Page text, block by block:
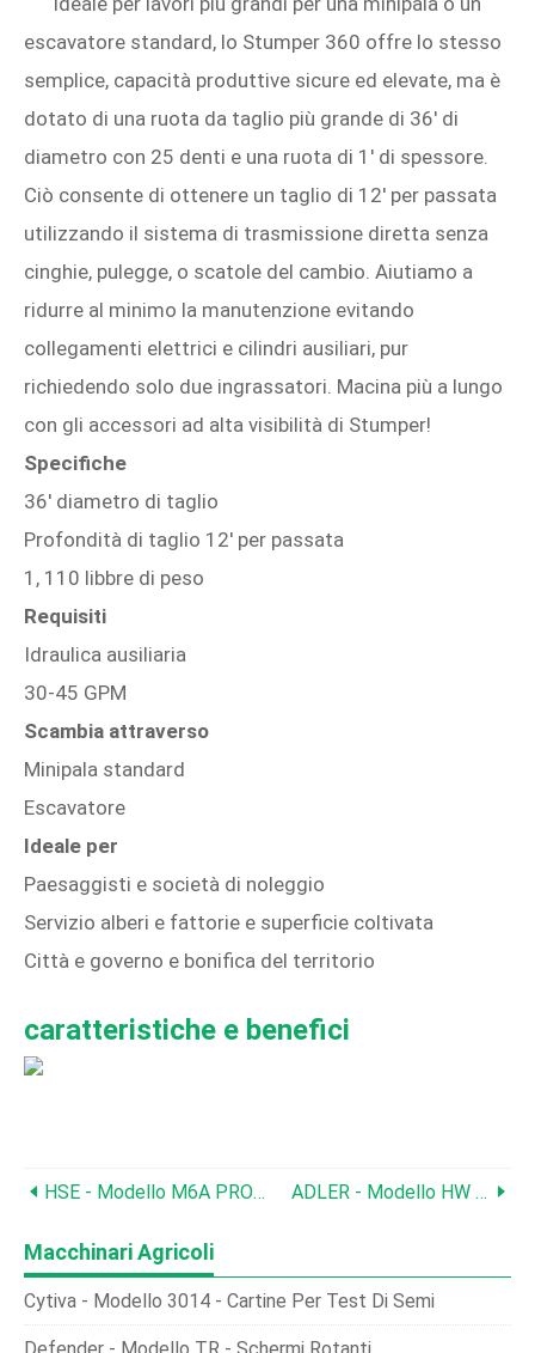
escavatore standard, lo Stumper 360 offre lo stesso
semplice, capacità produttive sicure ed elevate, ma è
dotato di una ruota da taglio più grande di 36' di
diametro con 25 denti e una ruota di 1' di spessore.
Ciò consente di ottenere un taglio di 12' per passata
utilizzando il sistema di trasmissione diretta senza
cinghie, pulegge, o scatole del cambio. Aiutiamo a
ridurre al minimo la manutenzione evitando
collegamenti elettrici e cilindri ausiliari, pur
richiedendo solo due ingrassatori. Macina più a lungo
con gli accessori ad alta visibilità di Stumper!
Specifiche
36' diametro di taglio
Profondità di taglio 12' per passata
1, 110 libbre di peso
Requisiti
Idraulica ausiliaria
30-45 GPM
Scambia attraverso
Minipala standard
Escavatore
Ideale per
Paesaggisti e società di noleggio
Servizio alberi e fattorie e superficie coltivata
Città e governo e bonifica del territorio
caratteristiche e benefici
HSE - Modello M6A PRO - Drone A Spruzzo (15L) ADLER - Modello HW 5.5 - Spazzola Per Diserbo
Macchinari Agricoli
Cytiva - Modello 3014 - Cartine Per Test Di Semi